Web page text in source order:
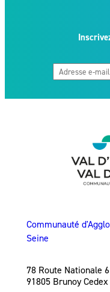
Communauté
Seine
78 Route Nationale
91805 Brunoy Cedex